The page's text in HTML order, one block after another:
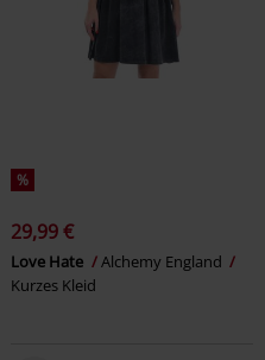
%
29,99 €
Love Hate
Alchemy England
Kurzes Kleid